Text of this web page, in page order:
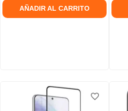
AÑADIR AL CARRITO
favorite_border
favorite_border
favorite_border